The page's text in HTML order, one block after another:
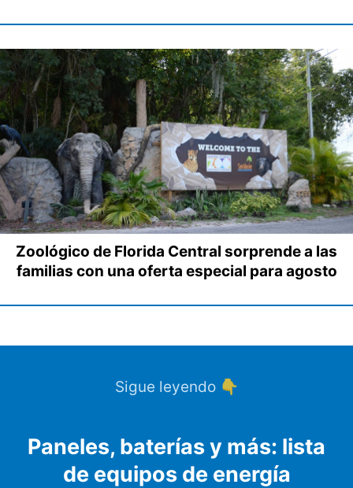
Zoológico de Florida Central sorprende a las
familias con una oferta especial para agosto
Sigue leyendo 👇